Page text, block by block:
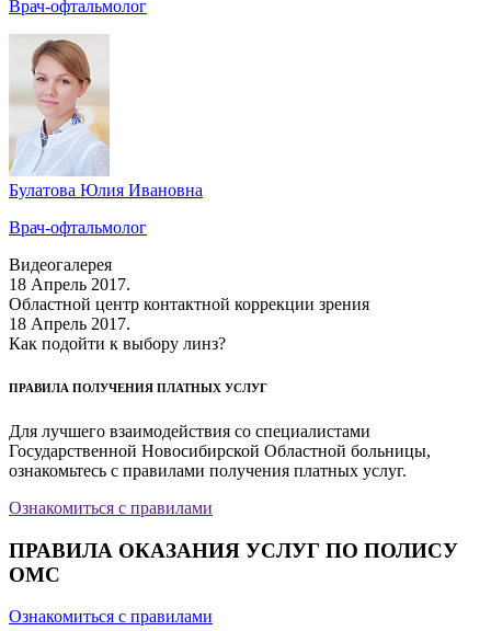
Врач-офтальмолог
Булатова Юлия Ивановна
Врач-офтальмолог
Видеогалерея
18 Апрель 2017.
Областной центр контактной коррекции зрения
18 Апрель 2017.
Как подойти к выбору линз?
ПРАВИЛА ПОЛУЧЕНИЯ ПЛАТНЫХ УСЛУГ
Для лучшего взаимодействия со специалистами
Государственной Новосибирской Областной больницы,
ознакомьтесь с правилами получения платных услуг.
Ознакомиться с правилами
ПРАВИЛА ОКАЗАНИЯ УСЛУГ ПО ПОЛИСУ
ОМС
Ознакомиться с правилами